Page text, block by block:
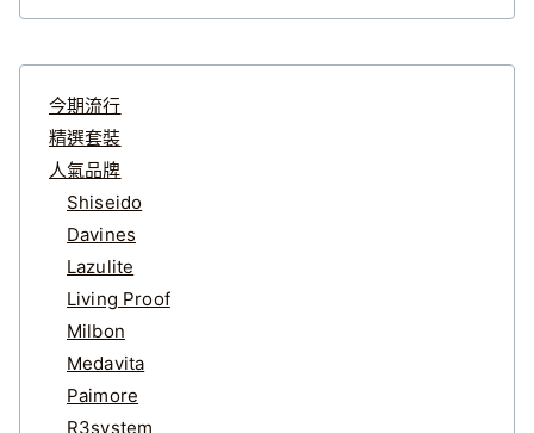
今期流行
精選套裝
人氣品牌
Shiseido
Davines
Lazulite
Living Proof
Milbon
Medavita
Paimore
R3system